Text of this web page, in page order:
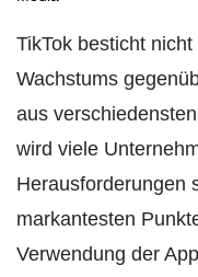
TikTok besticht
Wachstums
aus
wird viele
Herausforderungen
markantesten
Verwendung der